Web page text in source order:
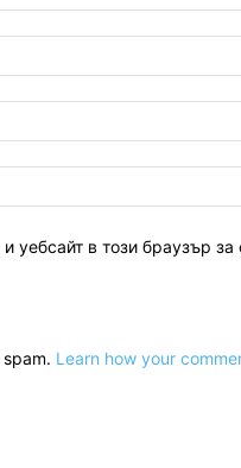
уебсайт в този браузър
Learn how your